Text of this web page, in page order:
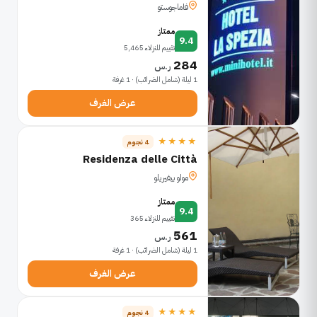
فاماجوستو
9.4
ممتاز
تقييم للنزلاء 5,465
284 ر.س
1 ليلة (شامل الضرائب) · 1 غرفة
عرض الغرف
★★★★ 4 نجوم
Residenza delle Città
مولو بيفيريلو
9.4
ممتاز
تقييم للنزلاء 365
561 ر.س
1 ليلة (شامل الضرائب) · 1 غرفة
عرض الغرف
★★★★ 4 نجوم